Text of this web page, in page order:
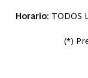
Horario: TODOS
(*)